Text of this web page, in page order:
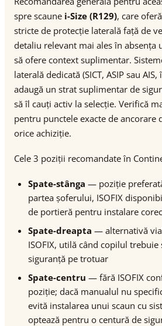
spre scaune i-Size (R129), care
stricte de protecție laterală față de
detaliu relevant mai ales în absența
să ofere context suplimentar.
laterală dedicată (SICT, ASIP sau
adaugă un strat suplimentar de
să îl cauți activ la selecție. Verifică
pentru punctele exacte de ancorare
orice achiziție.
Cele 3 poziții recomandate în
Spate-stânga — poziție
partea șoferului, ISOFIX
de portieră pentru instalare
Spate-dreapta — alternativă
ISOFIX, utilă când copilul trebuie
siguranță pe trotuar
Spate-centru — fără ISOFIX
poziție; dacă manualul nu
evită instalarea unui scaun cu
optează pentru o centură de